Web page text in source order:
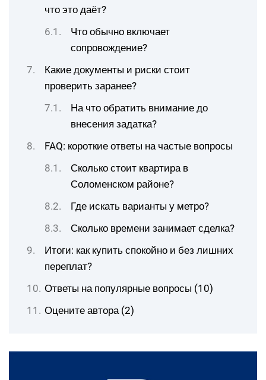
что это даёт?
Что обычно включает
сопровождение?
Какие документы и риски стоит
проверить заранее?
На что обратить внимание до
внесения задатка?
FAQ: короткие ответы на частые вопросы
Сколько стоит квартира в
Соломенском районе?
Где искать варианты у метро?
Сколько времени занимает сделка?
Итоги: как купить спокойно и без лишних
переплат?
Ответы на популярные вопросы (10)
Оцените автора (2)